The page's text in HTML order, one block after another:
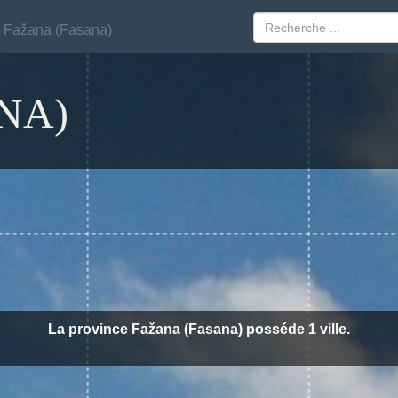
Fažana (Fasana)
La province Fažana (Fasana) posséde 1 ville.
Fažana (Fasana)